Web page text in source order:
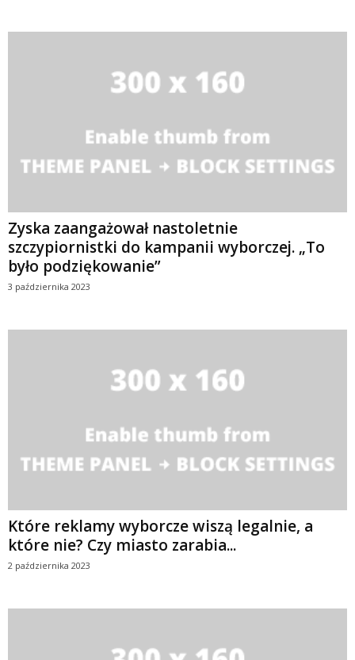
Zyska zaangażował nastoletnie
szczypiornistki do kampanii wyborczej. „To
było podziękowanie”
3 października 2023
Które reklamy wyborcze wiszą legalnie, a
które nie? Czy miasto zarabia...
2 października 2023